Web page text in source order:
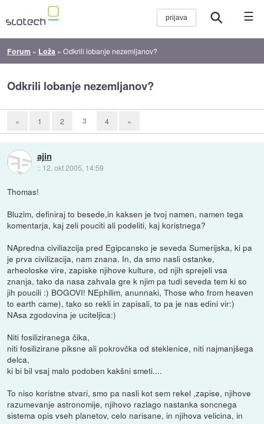
☰
Forum » Loža »Odkrili lobanje nezemljanov?
Odkrili lobanje nezemljanov?
« 1 2 3 4 »
ajin
:: 12. okt 2005, 14:59
Thomas!
Bluzim, definiraj to besede,in kaksen je tvoj namen, namen tega
komentarja, kaj zeli pouciti ali podeliti, kaj koristnega?
NApredna civiliazcija pred Egipcansko je seveda Sumerijska, ki pa
je prva civilizacija, nam znana. In, da smo nasli ostanke,
arheoloske vire, zapiske njihove kulture, od njih sprejeli vsa
znanja, tako da nasa zahvala gre k njim pa tudi seveda tem ki so
jih poucili :) BOGOVI! NEphilim, anunnaki, Those who from heaven
to earth came), tako so rekli in zapisali, to pa je nas edini vir:)
NAsa zgodovina je uciteljica:)
Niti fosiliziranega čika,
niti fosilizirane piksne ali pokrovčka od steklenice, niti najmanjšega
delca,
ki bi bil vsaj malo podoben kakšni smeti....
To niso koristne stvari, smo pa nasli kot sem rekel ,zapise, njihove
razumevanje astronomije, njihovo razlago nastanka soncnega
sistema opis vseh planetov, celo narisane, in njihova velicina, in